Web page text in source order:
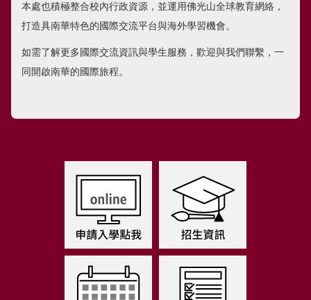
本處也積極整合校內行政資源，並運用佛光山全球教育網絡，
打造具南華特色的國際交流平台與海外學習機會。
如需了解更多國際交流資訊與學生服務，歡迎與我們聯繫，一
同開啟南華的國際旅程。